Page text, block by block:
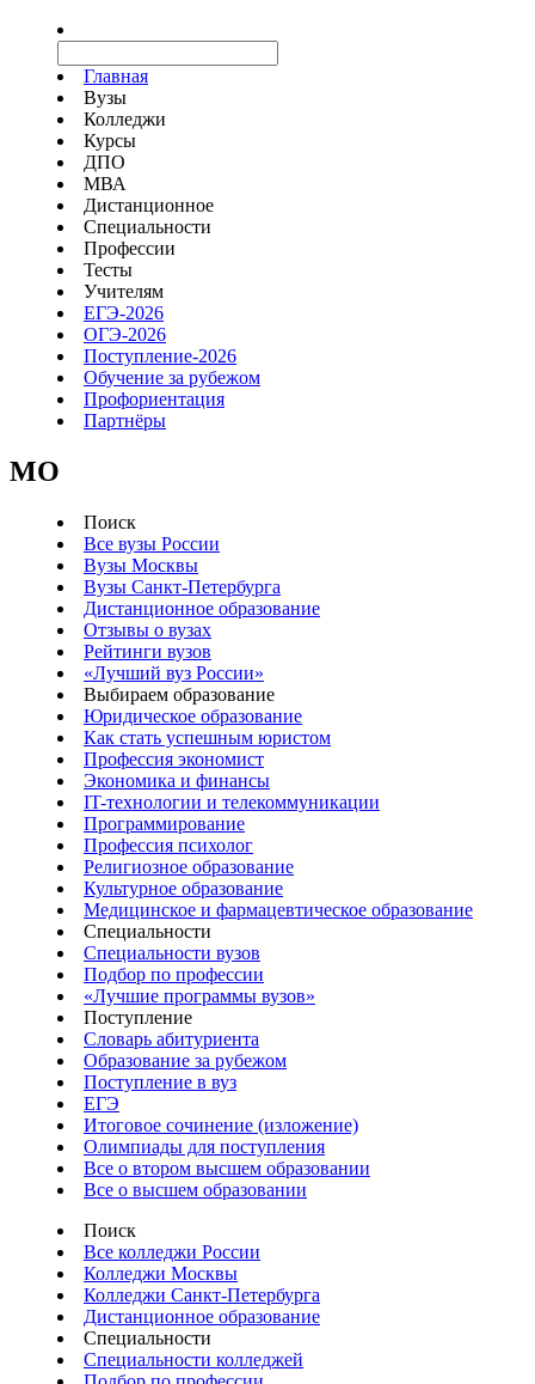
Главная
Вузы
Колледжи
Курсы
ДПО
МВА
Дистанционное
Специальности
Профессии
Тесты
Учителям
ЕГЭ-2026
ОГЭ-2026
Поступление-2026
Обучение за рубежом
Профориентация
Партнёры
MO
Поиск
Все вузы России
Вузы Москвы
Вузы Санкт-Петербурга
Дистанционное образование
Отзывы о вузах
Рейтинги вузов
«Лучший вуз России»
Выбираем образование
Юридическое образование
Как стать успешным юристом
Профессия экономист
Экономика и финансы
IT-технологии и телекоммуникации
Программирование
Профессия психолог
Религиозное образование
Культурное образование
Медицинское и фармацевтическое образование
Специальности
Специальности вузов
Подбор по профессии
«Лучшие программы вузов»
Поступление
Словарь абитуриента
Образование за рубежом
Поступление в вуз
ЕГЭ
Итоговое сочинение (изложение)
Олимпиады для поступления
Все о втором высшем образовании
Все о высшем образовании
Поиск
Все колледжи России
Колледжи Москвы
Колледжи Санкт-Петербурга
Дистанционное образование
Специальности
Специальности колледжей